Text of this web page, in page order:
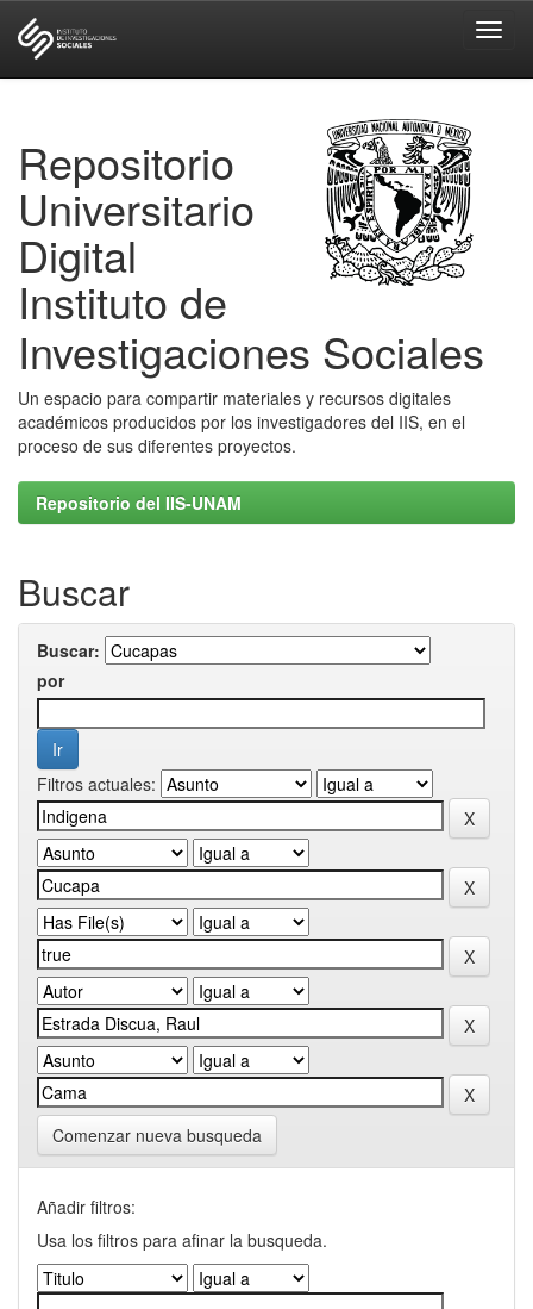
Repositorio
Universitario
Digital
Instituto de
Investigaciones Sociales
Un espacio para compartir materiales y recursos digitales
académicos producidos por los investigadores del IIS, en el
proceso de sus diferentes proyectos.
Repositorio del IIS-UNAM
Buscar
Buscar:
por
Filtros actuales:
Comenzar nueva busqueda
Añadir filtros:
Usa los filtros para afinar la busqueda.